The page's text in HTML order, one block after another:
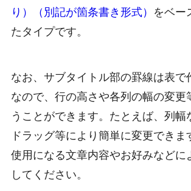
り）（別記が箇条書き形式） をベー
たタイプです。
なお、サブタイトル部の罫線は表で
なので、行の高さや各列の幅の変更
うことができます。たとえば、列幅
ドラッグ等により簡単に変更できま
使用になる文章内容やお好みなどに
してください。